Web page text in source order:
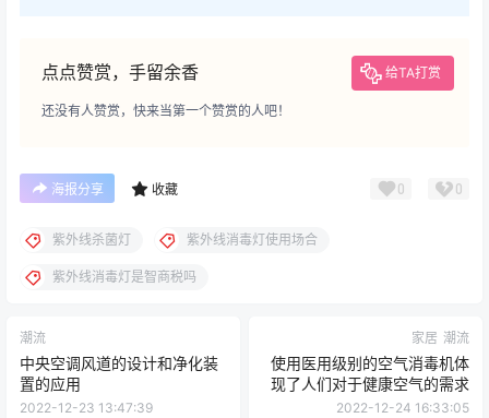
点点赞赏，手留余香 给TA打赏
还没有人赞赏，快来当第一个赞赏的人吧！
海报分享 收藏 0 0
紫外线杀菌灯 紫外线消毒灯使用场合
紫外线消毒灯是智商税吗
潮流
中央空调风道的设计和净化装
置的应用
2022-12-23 13:47:39
家居 潮流
使用医用级别的空气消毒机体
现了人们对于健康空气的需求
2022-12-24 16:33:05